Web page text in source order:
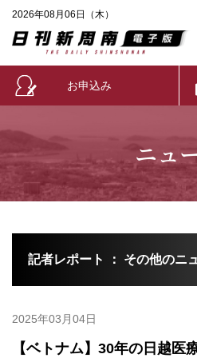
2026年08月06日（木）
お申込み
ニュ
記者レポート ： その他のニ
2025年03月04日
【ベトナム】30年の日越